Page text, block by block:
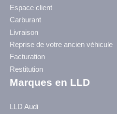
Espace client
Carburant
Livraison
Reprise de votre ancien véhicule
Facturation
Restitution
Marques en LLD
LLD Audi